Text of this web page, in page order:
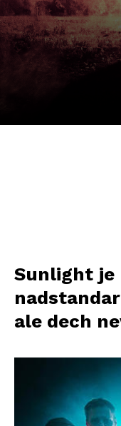
Sunlight je
ale dech